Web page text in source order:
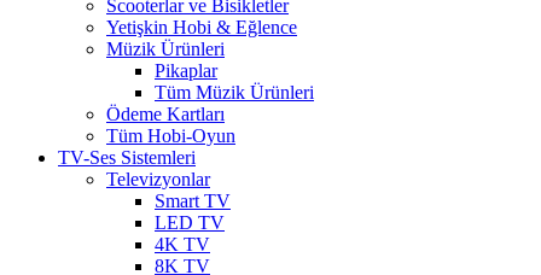
Scooterlar ve Bisikletler
Yetişkin Hobi & Eğlence
Müzik Ürünleri
Pikaplar
Tüm Müzik Ürünleri
Ödeme Kartları
Tüm Hobi-Oyun
TV-Ses Sistemleri
Televizyonlar
Smart TV
LED TV
4K TV
8K TV